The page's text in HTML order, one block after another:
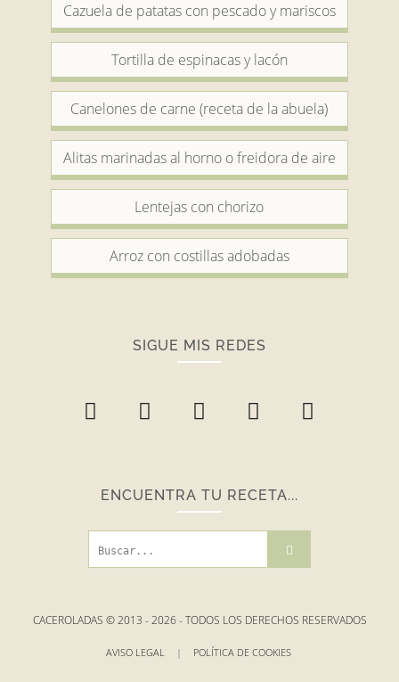
Cazuela de patatas con pescado y mariscos
Tortilla de espinacas y lacón
Canelones de carne (receta de la abuela)
Alitas marinadas al horno o freidora de aire
Lentejas con chorizo
Arroz con costillas adobadas
SIGUE MIS REDES
ENCUENTRA TU RECETA...
CACEROLADAS © 2013 -2026- TODOS LOS DERECHOS RESERVADOS
AVISO LEGAL | POLÍTICA DE COOKIES